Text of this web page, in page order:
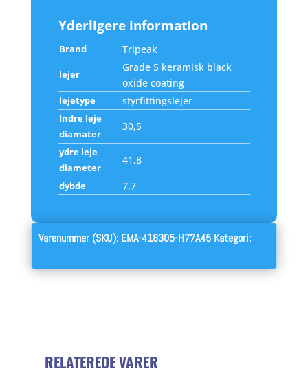
Yderligere information
Brand Tripeak
lejer
Grade 5 keramisk black
oxide coating
lejetype styrfittingslejer
Indre leje
diamater
30,5
ydre leje
diameter
41,8
dybde 7,7
Varenummer (SKU): EMA-418305-H77A45 Kategori:
RELATEREDE VARER